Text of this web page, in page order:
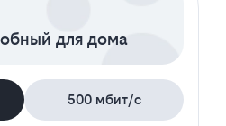
для дома
500 мбит/с